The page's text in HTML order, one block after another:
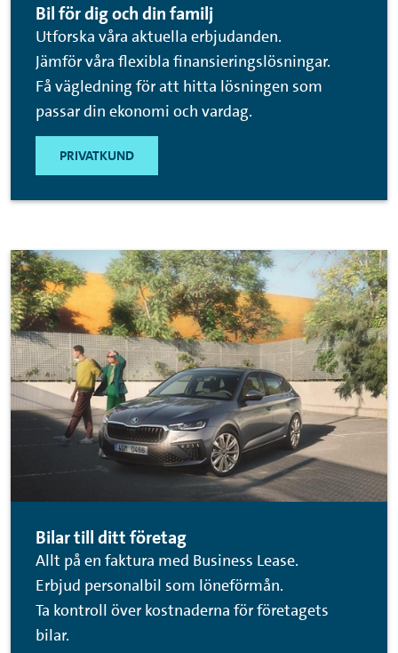
Bil för dig och din familj
Utforska våra aktuella erbjudanden.
Jämför våra flexibla finansieringslösningar.
Få vägledning för att hitta lösningen som
passar din ekonomi och vardag.
PRIVATKUND
Bilar till ditt företag
Allt på en faktura med Business Lease.
Erbjud personalbil som löneförmån.
Ta kontroll över kostnaderna för företagets
bilar.